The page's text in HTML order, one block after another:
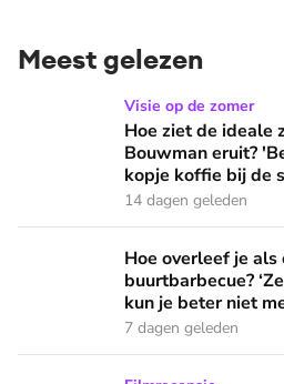
Meest gelezen
Hoe ziet de ideale zomerdag
Visie op de zomer
Hoe ziet de ideale
Bouwman eruit?
kopje koffie bij de
14 dagen geleden
Hoe overleef je als christen de
Hoe overleef je als
buurtbarbecue?
kun je beter niet
7 dagen geleden